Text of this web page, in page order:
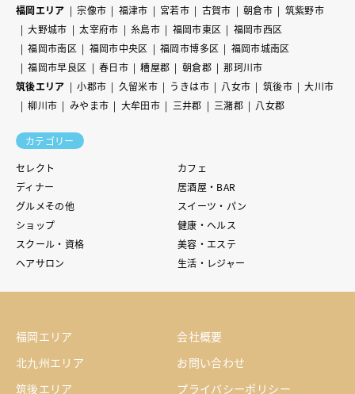
福岡エリア
宗像市 福津市 宮若市 古賀市 朝倉市
筑紫野市
大野城市
太宰府市 糸島市 福岡市東区
福岡市西区
福岡市南区
福岡市中央区 福岡市博多区
福岡市城南区
福岡市早良区
春日市 糟屋郡 朝倉郡
那珂川市
筑後エリア
小郡市 久留米市 うきは市 八女市 筑後市
大川市
柳川市
みやま市 大牟田市 三井郡 三潴郡 八女郡
カテゴリー
セレクト
カフェ
ディナー
居酒屋・BAR
グルメその他
スイーツ・パン
ショップ
健康・ヘルス
スクール・資格
美容・エステ
ヘアサロン
生活・レジャー
福岡エリア
北九州エリア
筑後エリア
会社概要
お問い合わせ
プライバシーポリシー